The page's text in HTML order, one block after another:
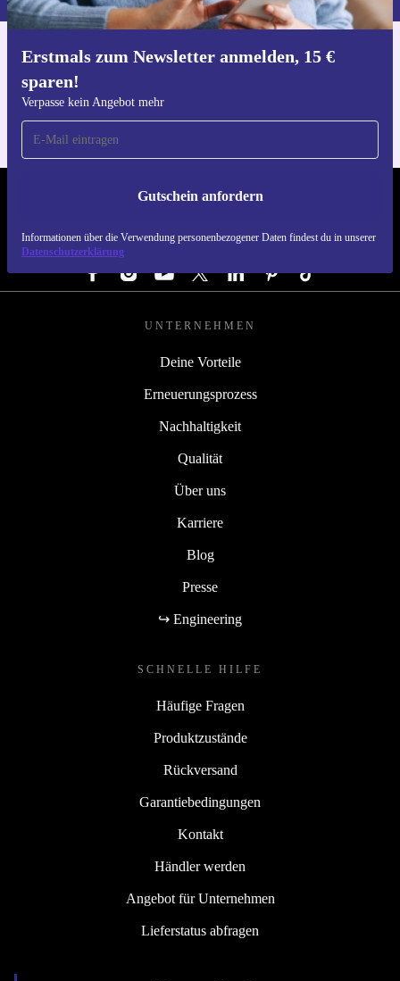
Erstmals zum Newsletter anmelden, 15 €
sparen!
Verpasse kein Angebot mehr
Gutschein anfordern
Informationen über die Verwendung personenbezogener Daten findest du in unserer
Datenschutzerklärung
Hol dir die refurbed-App
REFURBED DEUTSCHLAND - RETHINK NEW.
FOLGE UNS
UNTERNEHMEN
Deine Vorteile
Erneuerungsprozess
Nachhaltigkeit
Qualität
Über uns
Karriere
Blog
Presse
↪ Engineering
SCHNELLE HILFE
Häufige Fragen
Produktzustände
Rückversand
Garantiebedingungen
Kontakt
Händler werden
Angebot für Unternehmen
Lieferstatus abfragen